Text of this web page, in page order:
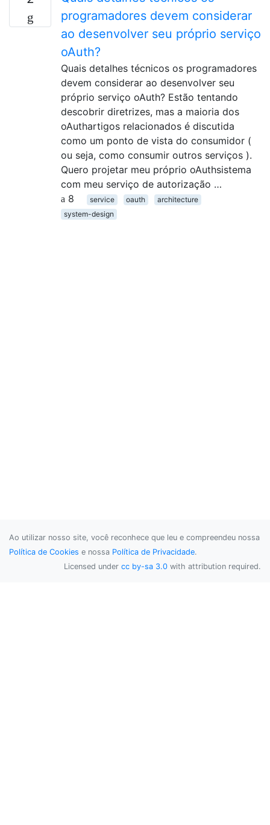
programadores devem considerar
ao desenvolver seu próprio serviço
oAuth?
Quais detalhes técnicos os programadores
devem considerar ao desenvolver seu
próprio serviço oAuth? Estão tentando
descobrir diretrizes, mas a maioria dos
oAuthartigos relacionados é discutida
como um ponto de vista do consumidor (
ou seja, como consumir outros serviços ).
Quero projetar meu próprio oAuthsistema
com meu serviço de autorização …
8
service oauth
architecture
system-design
Ao utilizar nosso site, você reconhece que leu e compreendeu nossa
Política de Cookies e nossa Política de Privacidade.
Licensed under cc by-sa 3.0 with attribution required.